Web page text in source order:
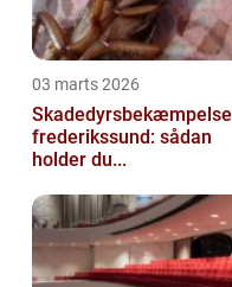
03 marts 2026
Skadedyrsbekæmpelse
frederikssund: sådan
holder du...